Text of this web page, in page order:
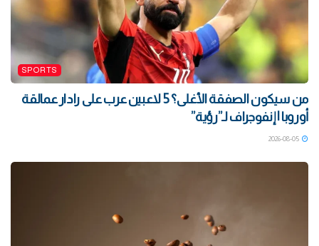
SPORTS
من سيكون الصفقة الأغلى؟ 5 لاعبين عرب على رادار عمالقة
أوروبا | إنفوجراف لـ”رؤية”